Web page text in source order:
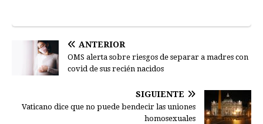
ANTERIOR
OMS alerta sobre riesgos de separar a madres con
covid de sus recién nacidos
SIGUIENTE
Vaticano dice que no puede bendecir las uniones
homosexuales